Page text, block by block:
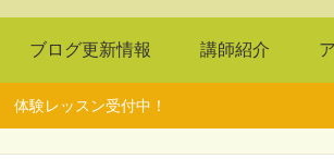
ブログ更新情報 講師紹介
体験レッスン受付中！